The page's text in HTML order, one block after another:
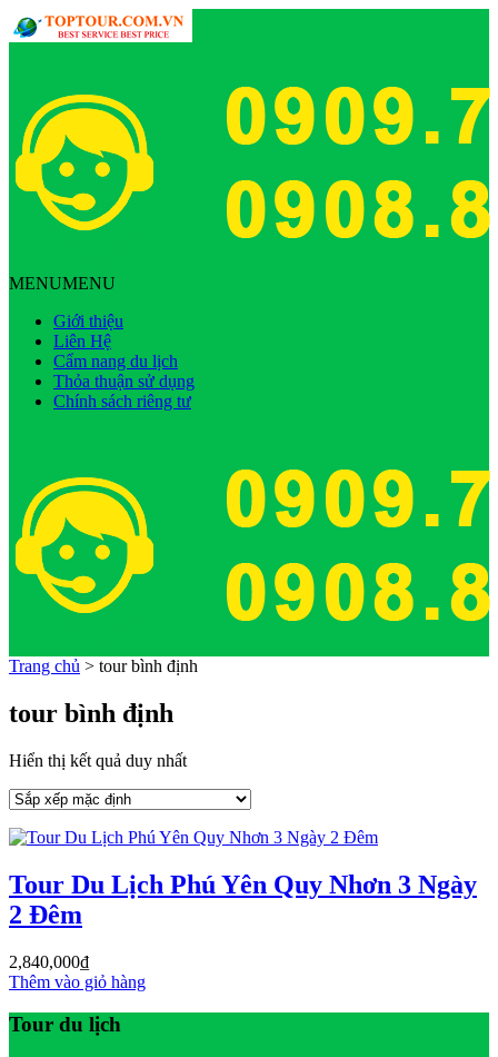
MENUMENU
Giới thiệu
Liên Hệ
Cẩm nang du lịch
Thỏa thuận sử dụng
Chính sách riêng tư
Trang chủ > tour bình định
tour bình định
Hiển thị kết quả duy nhất
Tour Du Lịch Phú Yên Quy Nhơn 3 Ngày
2 Đêm
2,840,000₫
Thêm vào giỏ hàng
Tour du lịch